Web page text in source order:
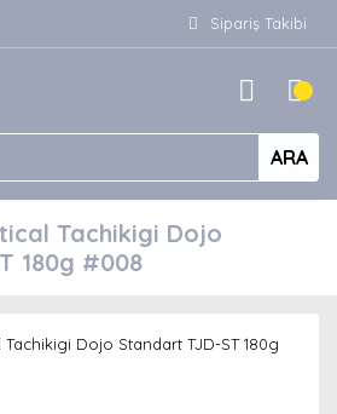
Sipariş Takibi
ARA
Tachikigi Dojo
180g #008